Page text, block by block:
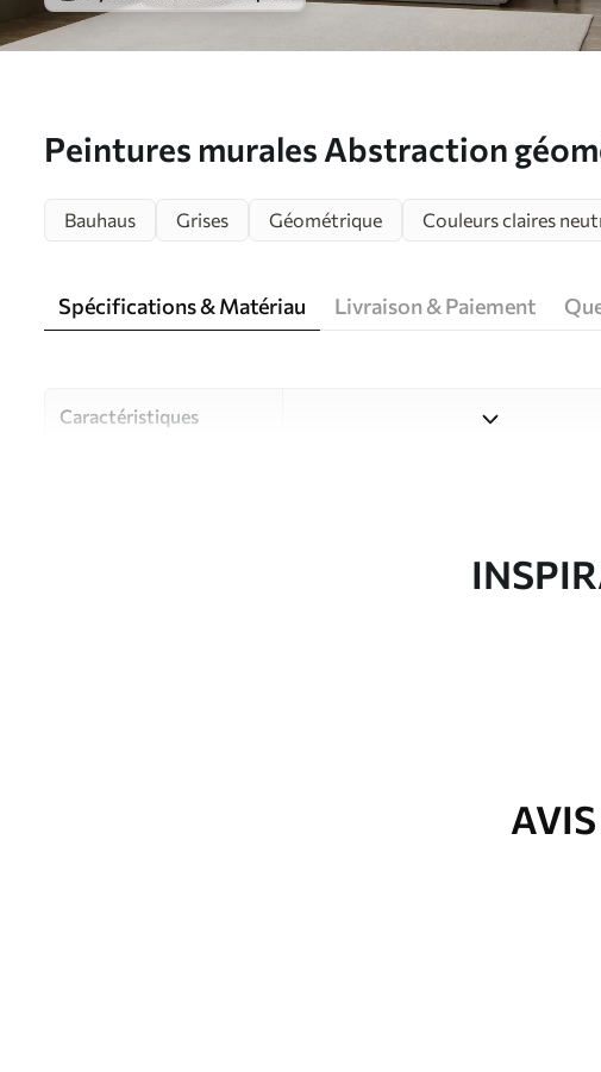
Peintures murales Abstraction
Bauhaus Grises Géométrique Couleurs claires
Spécifications & Matériau Livraison & Paiement
Caractéristiques
Studio de design Uwalls
Vernis protecteur et/ou colle pour